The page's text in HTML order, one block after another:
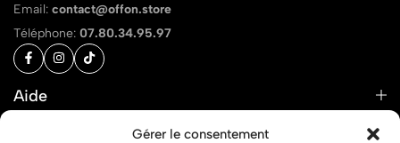
Gérer le consentement
Email: contact@offon.store
Téléphone: 07.80.34.95.97
Aide